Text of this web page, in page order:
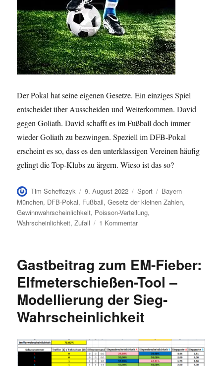
Der Pokal hat seine eigenen Gesetze. Ein einziges Spiel
entscheidet über Ausscheiden und Weiterkommen. David
gegen Goliath. David schafft es im Fußball doch immer
wieder Goliath zu bezwingen. Speziell im DFB-Pokal
erscheint es so, dass es den unterklassigen Vereinen häufig
gelingt die Top-Klubs zu ärgern. Wieso ist das so?
Autor
Tim Scheffczyk
Veröffentlicht
am
9. August 2022 Kategorien
Sport Schlagwörter
Bayern
München, DFB-Pokal, Fußball,Gesetz der kleinen Zahlen,
Gewinnwahrscheinlichkeit, Poisson-Verteilung,
Wahrscheinlichkeit,Zufall 1 Kommentarzu
SC
im
DFB-
Pokal
2021/22
Gastbeitrag zum EM-Fieber:
Elfmeterschießen-Tool –
Modellierung der Sieg-
Wahrscheinlichkeit